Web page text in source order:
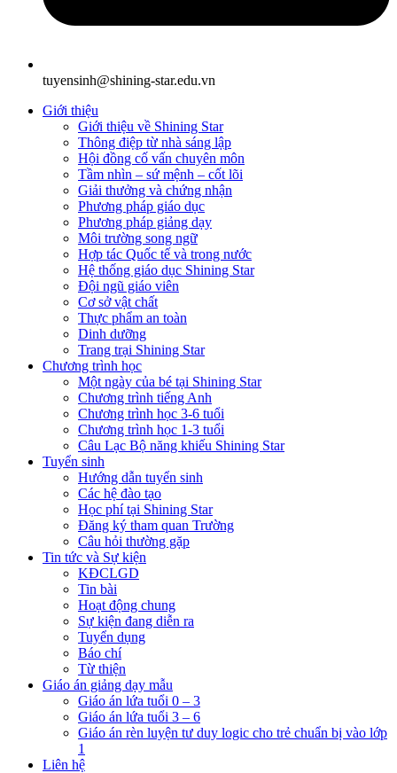
tuyensinh@shining-star.edu.vn
Giới thiệu
Giới thiệu về Shining Star
Thông điệp từ nhà sáng lập
Hội đồng cố vấn chuyên môn
Tầm nhìn – sứ mệnh – cốt lõi
Giải thưởng và chứng nhận
Phương pháp giáo dục
Phương pháp giảng dạy
Môi trường song ngữ
Hợp tác Quốc tế và trong nước
Hệ thống giáo dục Shining Star
Đội ngũ giáo viên
Cơ sở vật chất
Thực phẩm an toàn
Dinh dưỡng
Trang trại Shining Star
Chương trình học
Một ngày của bé tại Shining Star
Chương trình tiếng Anh
Chương trình học 3-6 tuổi
Chương trình học 1-3 tuổi
Câu Lạc Bộ năng khiếu Shining Star
Tuyển sinh
Hướng dẫn tuyển sinh
Các hệ đào tạo
Học phí tại Shining Star
Đăng ký tham quan Trường
Câu hỏi thường gặp
Tin tức và Sự kiện
KĐCLGD
Tin bài
Hoạt động chung
Sự kiện đang diễn ra
Tuyển dụng
Báo chí
Từ thiện
Giáo án giảng dạy mẫu
Giáo án lứa tuổi 0 – 3
Giáo án lứa tuổi 3 – 6
Giáo án rèn luyện tư duy logic cho trẻ chuẩn bị vào lớp
1
Liên hệ